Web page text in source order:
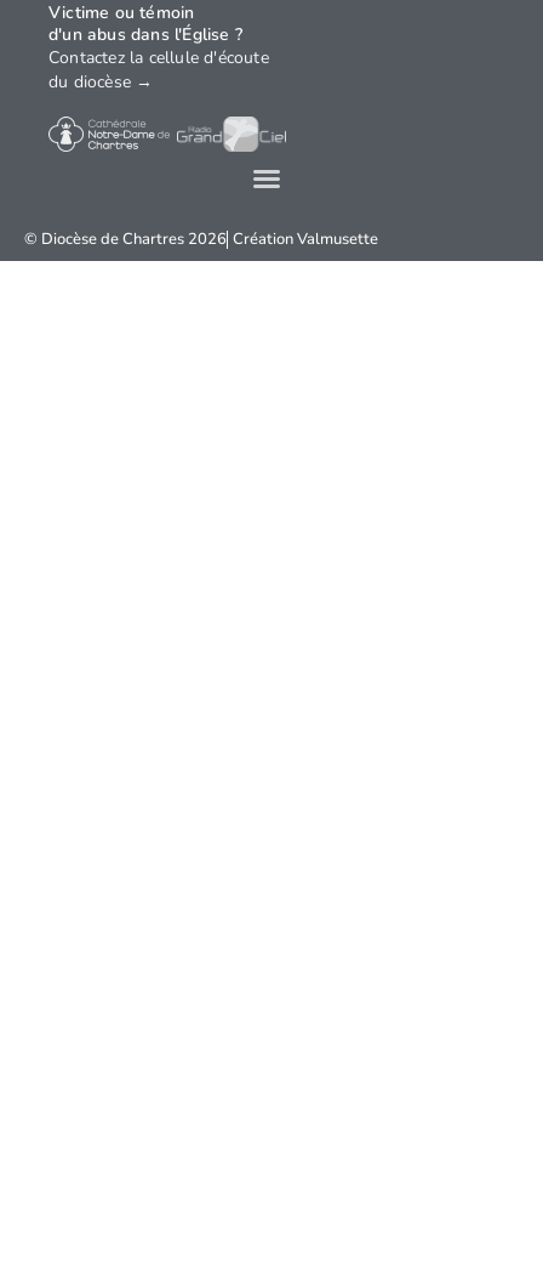
© Diocèse de Chartres 2026 CréationValmusette
Victime ou témoin
d'un abus dans l'Église ?
Contactez la cellule d'écoute
du diocèse →